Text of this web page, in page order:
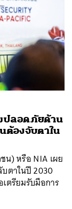
ปลอดภัยด้าน
องจับตาใน
น) หรือ NIA เผย
ตาในปี 2030
ตรียมรับมือการ